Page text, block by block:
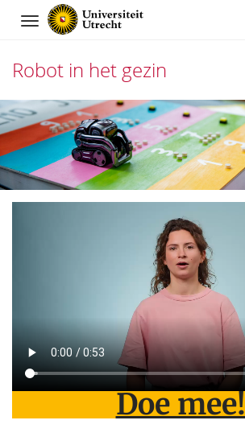
Navigation
Robot in het gezin
Direct
naar
het
inhoud
Doe mee!